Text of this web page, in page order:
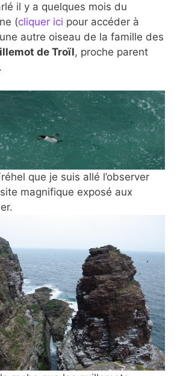
il y a quelques mois du
(cliquer ici pour accéder à
autre oiseau de la famille des
de Troïl, proche parent
que je suis allé l’observer
site magnifique exposé aux